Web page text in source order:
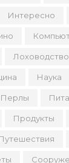
Интересно
Лоховодство
Наука
Перлы
Продукты